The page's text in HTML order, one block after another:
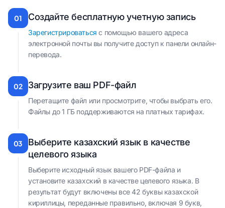
01 Создайте бесплатную учетную запись
Зарегистрироваться с помощью вашего адреса
электронной почты вы получите доступ к панели онлайн-
перевода.
02 Загрузите ваш PDF-файл
Перетащите файл или просмотрите, чтобы выбрать его.
Файлы до 1 ГБ поддерживаются на платных тарифах.
03
Выберите казахский язык в качестве
целевого языка
Выберите исходный язык вашего PDF-файла и
установите казахский в качестве целевого языка. В
результат будут включены все 42 буквы казахской
кириллицы, переданные правильно, включая 9 букв,